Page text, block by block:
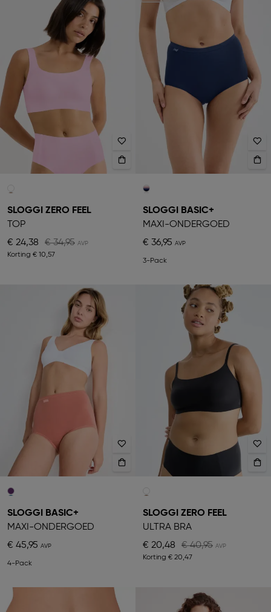
SLOGGI ZERO FEEL
TOP
€ 24,38
€ 34,95
Korting € 10,57
SLOGGI BASIC+
MAXI-ONDERGOED
€ 36,95
3-Pack
SLOGGI BASIC+
MAXI-ONDERGOED
€ 45,95
4-Pack
SLOGGI ZERO FEEL
ULTRA BRA
€ 20,48
€ 40,95
Korting € 20,47